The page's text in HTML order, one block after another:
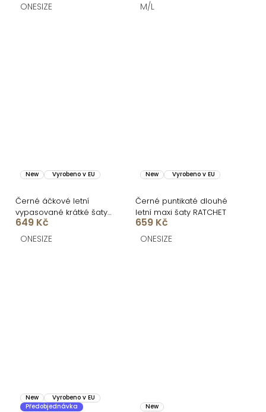
ONESIZE M/L
New Vyrobeno v EU
Černé áčkové letní
vypasované krátké šaty
BUMBLEE
649 Kč
ONESIZE
New Vyrobeno v EU
Černé puntikaté dlouhé
letní maxi šaty RATCHET
659 Kč
ONESIZE
New
Vyrobeno v EU
Předobjednávka
New